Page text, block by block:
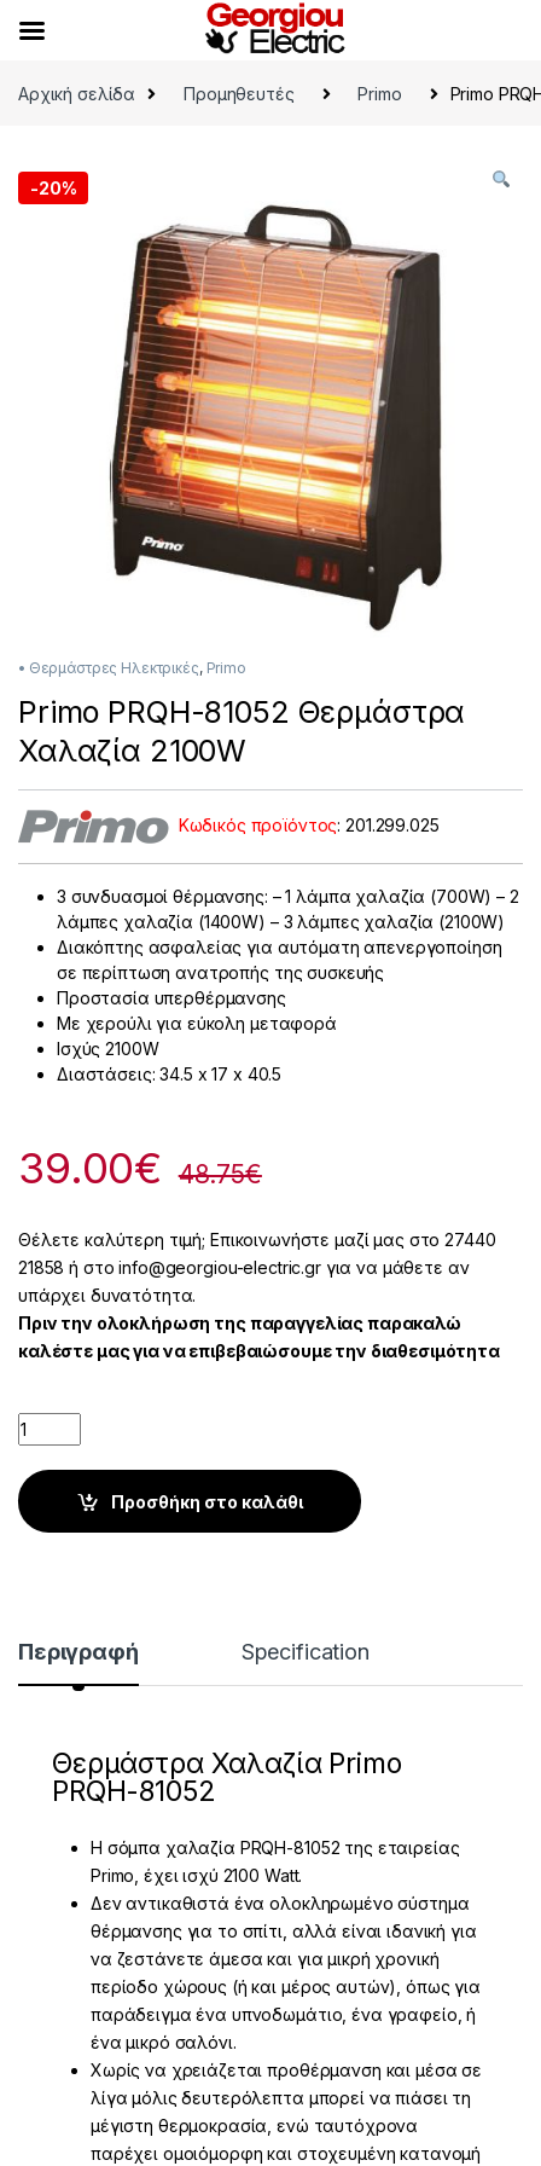
Αρχική σελίδα
Προμηθευτές Primo Primo
-20%
• Θερμάστρες Ηλεκτρικές, Primo
Primo PRQH-81052 Θερμάστρα
Χαλαζία 2100W
Κωδικός προϊόντος: 201.299.025
3 συνδυασμοί θέρμανσης: – 1 λάμπα χαλαζία (700W) – 2
λάμπες χαλαζία (1400W) – 3 λάμπες χαλαζία (2100W)
Διακόπτης ασφαλείας για αυτόματη απενεργοποίηση
σε περίπτωση ανατροπής της συσκευής
Προστασία υπερθέρμανσης
Με χερούλι για εύκολη μεταφορά
Ισχύς 2100W
Διαστάσεις: 34.5 x 17 x 40.5
39.00€ 48.75€
Θέλετε καλύτερη τιμή; Επικοινωνήστε μαζί μας στο 27440
21858 ή στο info@georgiou-electric.gr για να μάθετε αν
υπάρχει δυνατότητα.
Πριν την ολοκλήρωση της παραγγελίας παρακαλώ
καλέστε μας για να επιβεβαιώσουμε την διαθεσιμότητα
Quantity
Προσθήκη στο καλάθι
Περιγραφή Specification
Θερμάστρα Χαλαζία Primo
PRQH-81052
Η σόμπα χαλαζία PRQH-81052 της εταιρείας
Primo, έχει ισχύ 2100 Watt.
Δεν αντικαθιστά ένα ολοκληρωμένο σύστημα
θέρμανσης για το σπίτι, αλλά είναι ιδανική για
να ζεστάνετε άμεσα και για μικρή χρονική
περίοδο χώρους (ή και μέρος αυτών), όπως για
παράδειγμα ένα υπνοδωμάτιο, ένα γραφείο, ή
ένα μικρό σαλόνι.
Χωρίς να χρειάζεται προθέρμανση και μέσα σε
λίγα μόλις δευτερόλεπτα μπορεί να πιάσει τη
μέγιστη θερμοκρασία, ενώ ταυτόχρονα
παρέχει ομοιόμορφη και στοχευμένη κατανομή